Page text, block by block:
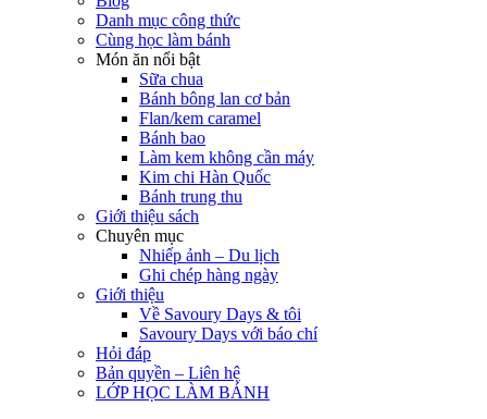
Danh mục công thức
Cùng học làm bánh
Món ăn nổi bật
Sữa chua
Bánh bông lan cơ bản
Flan/kem caramel
Bánh bao
Làm kem không cần máy
Kim chi Hàn Quốc
Bánh trung thu
Giới thiệu sách
Chuyên mục
Nhiếp ảnh – Du lịch
Ghi chép hàng ngày
Giới thiệu
Về Savoury Days & tôi
Savoury Days với báo chí
Hỏi đáp
Bản quyền – Liên hệ
LỚP HỌC LÀM BÁNH